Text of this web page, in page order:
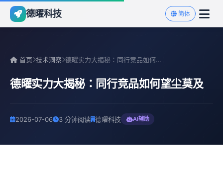
德曜科技 简体
首页 技术洞察 德曜实力大揭秘：同行竞品如何望尘莫及
德曜实力大揭秘：同行竞品如何望尘莫及
2026-07-06 3 分钟阅读 德曜科技 AI辅助